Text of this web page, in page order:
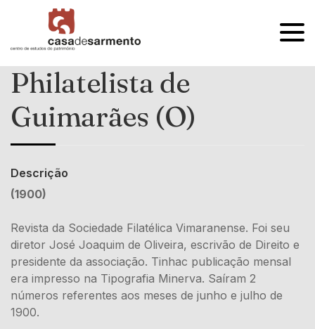
OPEN
Philatelista de
Guimarães (O)
Descrição
(1900)
Revista da Sociedade Filatélica Vimaranense. Foi seu
diretor José Joaquim de Oliveira, escrivão de Direito e
presidente da associação. Tinhac publicação mensal
era impresso na Tipografia Minerva. Saíram 2
números referentes aos meses de junho e julho de
1900.